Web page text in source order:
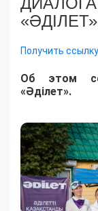
Получить ссылку
Об этом
«Әділет».